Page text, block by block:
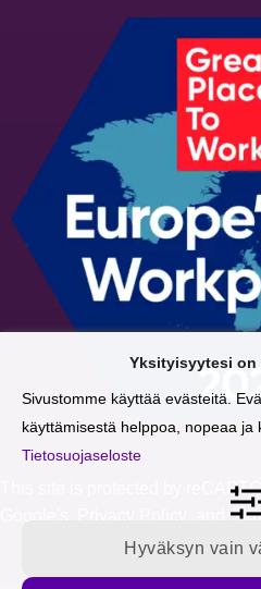
This site is protected by
and
Yksityisyytesi on
Sivustomme käyttää evästeitä.
käyttämisestä helppoa, nopeaa ja
Tietosuojaseloste
Hyväksyn vain